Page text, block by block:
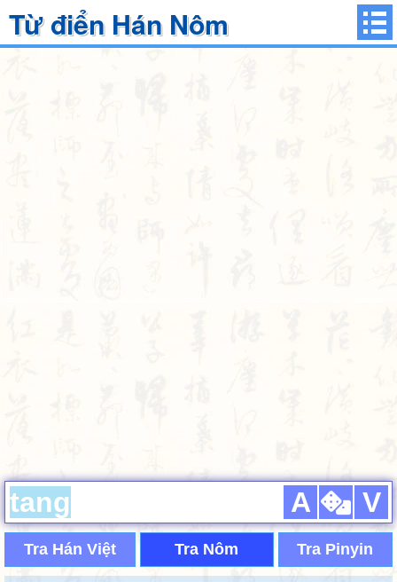
Từ điển Hán Nôm
A V
Tra Hán Việt Tra Nôm Tra Pinyin